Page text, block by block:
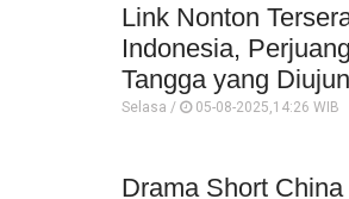
Link Nonton
Indonesia,
Tangga yang
Selasa / 05-08-2025,14:26 WIB
Drama Short